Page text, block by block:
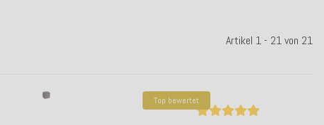
Artikel 1 - 21 von 21
Top bewertet